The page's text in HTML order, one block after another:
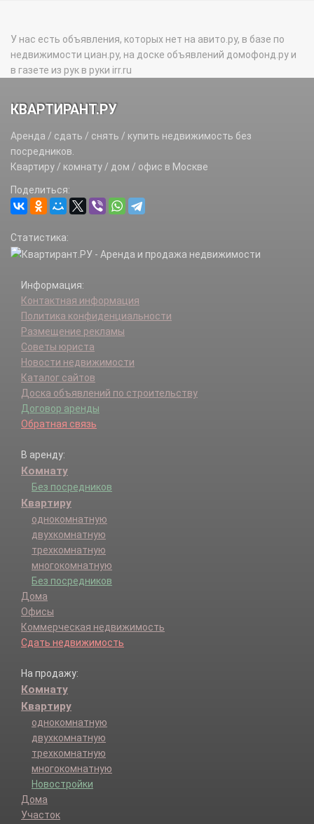
У нас есть объявления, которых нет на авито.ру, в базе по
недвижимости циан.ру, на доске объявлений домофонд.ру и
в газете из рук в руки irr.ru
КВАРТИРАНТ.РУ
Аренда / сдать / снять / купить недвижимость без
посредников.
Квартиру / комнату / дом / офис в Москве
Поделиться:
Статистика:
Информация:
Контактная информация
Политика конфиденциальности
Размещение рекламы
Советы юриста
Новости недвижимости
Каталог сайтов
Доска объявлений по строительству
Договор аренды
Обратная связь
В аренду:
Комнату
Без посредников
Квартиру
однокомнатную
двухкомнатную
трехкомнатную
многокомнатную
Без посредников
Дома
Офисы
Коммерческая недвижимость
Сдать недвижимость
На продажу:
Комнату
Квартиру
однокомнатную
двухкомнатную
трехкомнатную
многокомнатную
Новостройки
Дома
Участок